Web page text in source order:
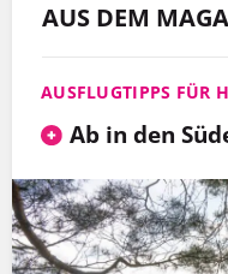
AUS DEM
AUSFLUGTIPPS FÜR
Ab in den